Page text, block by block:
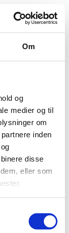
Om
og
medier og til
om
inden
disse
eller som